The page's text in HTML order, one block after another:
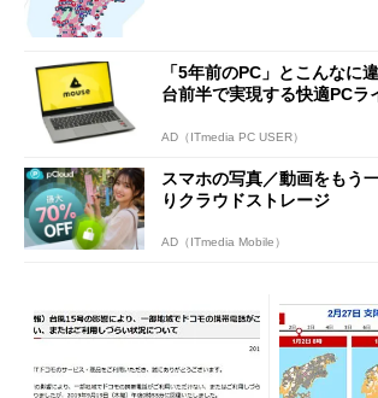
「5年前のPC」とこんなに
台前半で実現する快適PCラ
AD（ITmedia PC USER）
スマホの写真／動画をもう
りクラウドストレージ
AD（ITmedia Mobile）